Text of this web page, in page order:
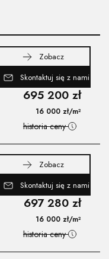
Zobacz
Skontaktuj się z nami
695 200 zł
16 000 zł/m²
historia ceny
Zobacz
Skontaktuj się z nami
697 280 zł
16 000 zł/m²
historia ceny